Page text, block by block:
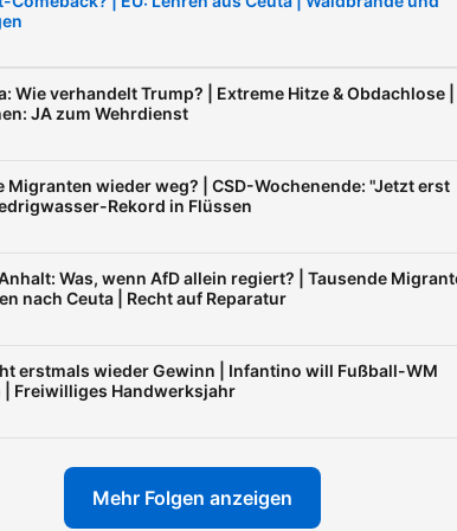
0151 15071635.
Wie verhandelt Trump? | Extreme Hitze & Obdachlose |
JA zum Wehrdienst
Migranten wieder weg? | CSD-Wochenende: "Jetzt erst
Rekord in Flüssen
Was, wenn AfD allein regiert? | Tausende
nach Ceuta | Recht auf Reparatur
erstmals wieder Gewinn | Infantino will Fußball-WM
| Freiwilliges Handwerksjahr
Mehr Folgen anzeigen